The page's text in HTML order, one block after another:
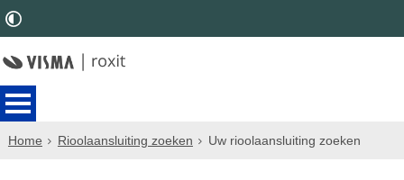
Home Rioolaansluiting zoeken Uw rioolaansluiting zoeken